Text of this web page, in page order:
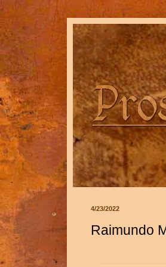
4/23/2022
Raimundo